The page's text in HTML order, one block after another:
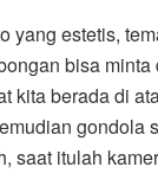
yang estetis,
bisa
kita berada di
gondola
saat itulah